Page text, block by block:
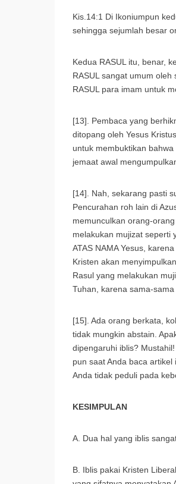
Kis.14:1 Di Ikoniumpun
sehingga sejumlah besar
Kedua RASUL itu, benar,
RASUL sangat umum
RASUL para imam untuk
[13]. Pembaca yang
ditopang oleh Yesus
untuk membuktikan
jemaat awal
[14]. Nah, sekarang pasti
Pencurahan roh lain di
memunculkan orang-
melakukan mujizat seperti
ATAS NAMA Yesus,
Kristen akan
Rasul yang melakukan
Tuhan, karena sama-
[15]. Ada orang berkata,
tidak mungkin abstain.
dipengaruhi iblis?
pun saat Anda baca
Anda tidak peduli pada
KESIMPULAN
A. Dua hal yang iblis
B. Iblis pakai Kristen